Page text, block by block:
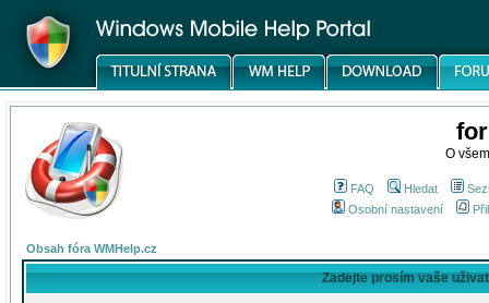
O
FAQ Hledat
Osobní nastavení
Obsah fóra WMHelp.cz
Zadejte prosím vaše